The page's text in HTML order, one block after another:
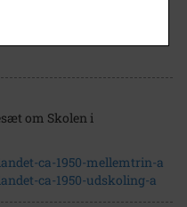
og kirkegård
om Skolen i
ca-1950-mellemtrin-a
ca-1950-udskoling-a